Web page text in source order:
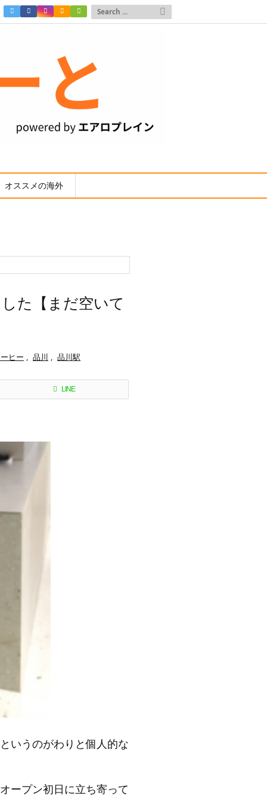
オススメの海外

た【まだ空いて
ヒー , 品川 , 品川駅
LINE
いうのがわりと個人的な
ープン初日に立ち寄って